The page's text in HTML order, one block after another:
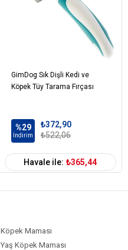
GimDog Sık Dişli Kedi ve
Köpek Tüy Tarama Fırçası
%29
İndirim
₺372,90
₺522,06
Havale ile: ₺365,44
Köpek Maması
Yaş Köpek Maması